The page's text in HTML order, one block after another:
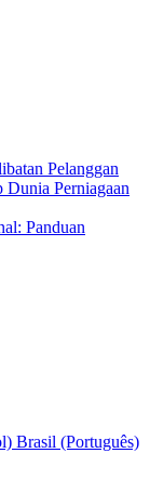
Pelanggan
Dunia Perniagaan
Panduan
Brasil (Português)